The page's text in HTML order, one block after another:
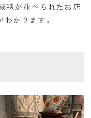
毯が並べられたお店
かります。